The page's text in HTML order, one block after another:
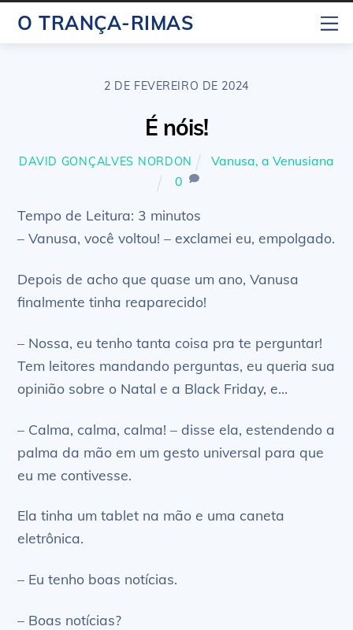
O TRANÇA-RIMAS
2 DE FEVEREIRO DE 2024
É nóis!
DAVID GONÇALVES NORDON
Vanusa, a Venusiana
0
Tempo de Leitura: 3 minutos
– Vanusa, você voltou! – exclamei eu, empolgado.
Depois de acho que quase um ano, Vanusa
finalmente tinha reaparecido!
– Nossa, eu tenho tanta coisa pra te perguntar!
Tem leitores mandando perguntas, eu queria sua
opinião sobre o Natal e a Black Friday, e…
– Calma, calma, calma! – disse ela, estendendo a
palma da mão em um gesto universal para que
eu me contivesse.
Ela tinha um tablet na mão e uma caneta
eletrônica.
– Eu tenho boas notícias.
– Boas notícias?